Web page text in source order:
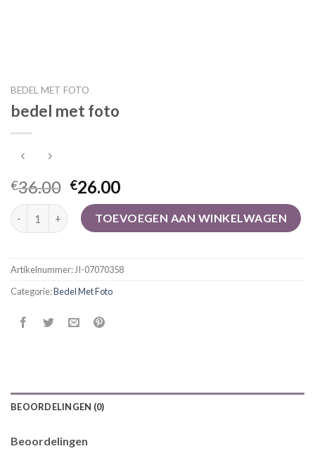
BEDEL MET FOTO
bedel met foto
€36.00 €26.00
bedel met foto aantalTOEVOEGEN AAN WINKELWAGEN
Artikelnummer:JI-07070358
Categorie:Bedel Met Foto
BEOORDELINGEN (0)
Beoordelingen